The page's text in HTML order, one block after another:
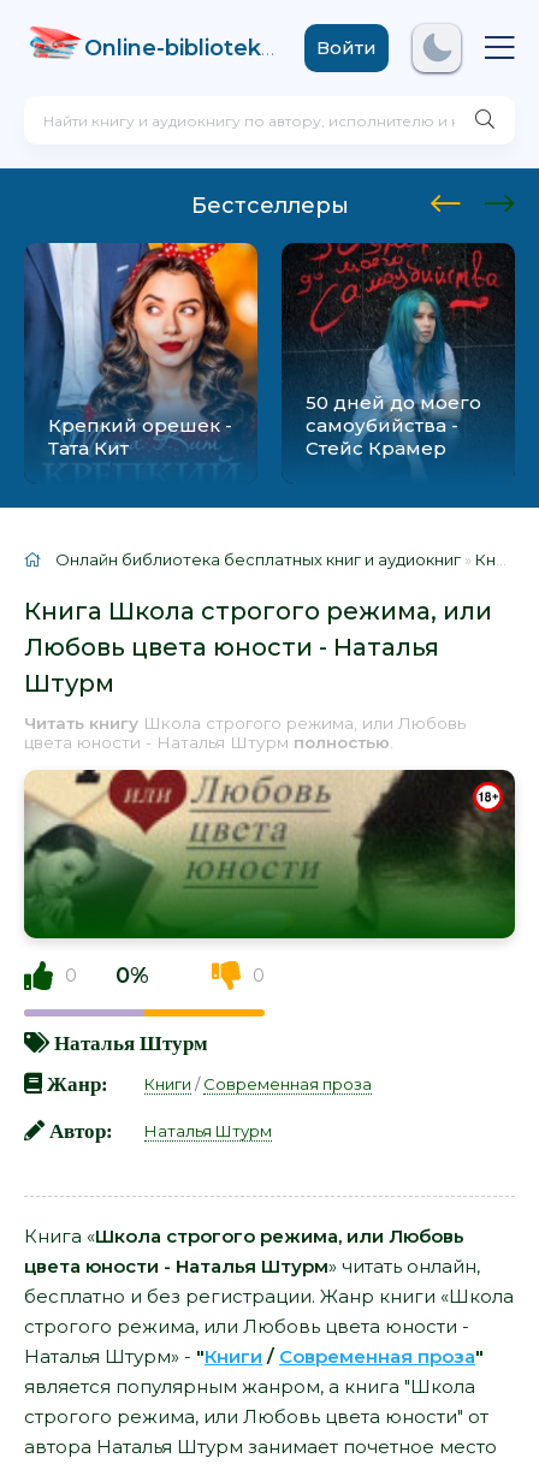
Online-biblioteka .comВойти
Бестселлеры
Крепкий орешек -
Тата Кит
50 дней до моего
самоубийства -
Стейс Крамер
Онлайн библиотека бесплатных книг и аудиокниг » Книги
Книга Школа строгого режима, или
Любовь цвета юности - Наталья
Штурм
Читать книгу Школа строгого режима, или Любовь
цвета юности - Наталья Штурм полностью
0 0% 0
Наталья Штурм
Жанр:
Книги /Современная проза
Автор: Наталья Штурм
Книга «Школа строгого режима, или Любовь
цвета юности - Наталья Штурм» читать онлайн,
бесплатно и без регистрации. Жанр книги «Школа
строгого режима, или Любовь цвета юности -
Наталья Штурм» - "Книги / Современная проза"
является популярным жанром, а книга "Школа
строгого режима, или Любовь цвета юности" от
автора Наталья Штурм занимает почетное место